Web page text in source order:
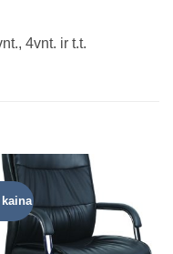
4vnt. ir t.t.